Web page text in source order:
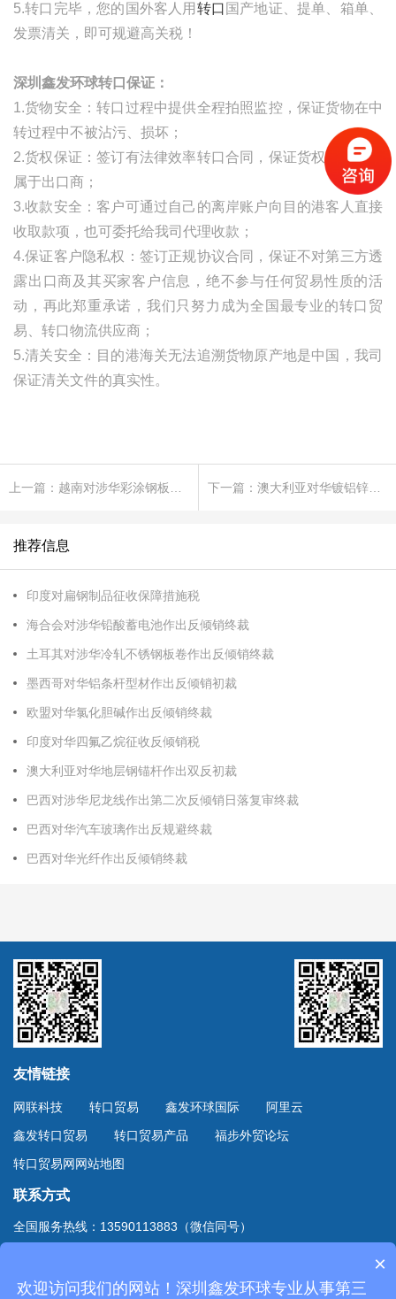
5.转口完毕，您的国外客人用 转口 国产地证、提单、箱单、
发票清关，即可规避高关税！
深圳鑫发环球转口保证：
1.货物安全：转口过程中提供全程拍照监控，保证货物在中
转过程中不被沾污、损坏；
2.货权保证：签订有法律效率转口合同，保证货权自始至终
属于出口商；
3.收款安全：客户可通过自己的离岸账户向目的港客人直接
收取款项，也可委托给我司代理收款；
4.保证客户隐私权：签订正规协议合同，保证不对第三方透
露出口商及其买家客户信息，绝不参与任何贸易性质的活
动，再此郑重承诺，我们只努力成为全国最专业的转口贸
易、转口物流供应商；
5.清关安全：目的港海关无法追溯货物原产地是中国，我司
保证清关文件的真实性。
上一篇：越南对涉华彩涂钢板作出反倾销期中复审终裁 下一篇：澳大利亚对华镀铝锌板发起第二次双反日落复审调查
推荐信息
印度对扁钢制品征收保障措施税
海合会对涉华铅酸蓄电池作出反倾销终裁
土耳其对涉华冷轧不锈钢板卷作出反倾销终裁
墨西哥对华铝条杆型材作出反倾销初裁
欧盟对华氯化胆碱作出反倾销终裁
印度对华四氟乙烷征收反倾销税
澳大利亚对华地层钢锚杆作出双反初裁
巴西对涉华尼龙线作出第二次反倾销日落复审终裁
巴西对华汽车玻璃作出反规避终裁
巴西对华光纤作出反倾销终裁
友情链接
网联科技 转口贸易 鑫发环球国际
阿里云
鑫发转口贸易
转口贸易产品
福步外贸论坛
转口贸易网网站地图
联系方式
全国服务热线：13590113883（微信同号）
×
欢迎访问我们的网站！深圳鑫发环球专业从事第三